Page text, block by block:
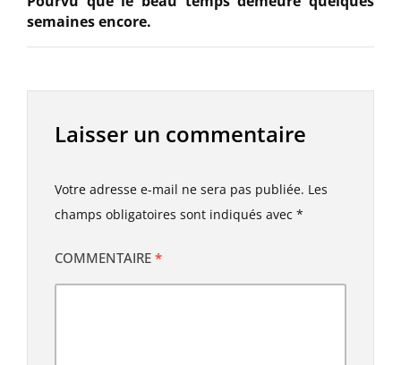
semaines encore.
Laisser un commentaire
Votre adresse e-mail ne sera pas publiée. Les
champs obligatoires sont indiqués avec *
COMMENTAIRE *